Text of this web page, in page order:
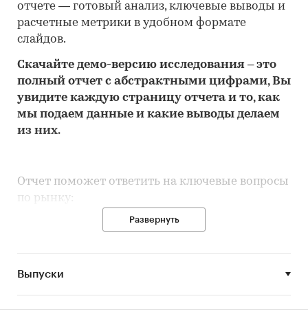
отчете — готовый анализ, ключевые выводы и
расчетные метрики в удобном формате
слайдов.
Скачайте демо-версию исследования – это
полный отчет с абстрактными цифрами, Вы
увидите каждую страницу отчета и то,как
мы подаем данные и какие выводы делаем
из них.
Отчет поможет ответить на ключевые вопросы
по рынку:
• Каков объем розничного рынка ламп
(Тюменской области), много это или мало по
сравнению с другими регионами России?
• Рынок растет или снижается? Если растет, то
Развернуть
Выпуски